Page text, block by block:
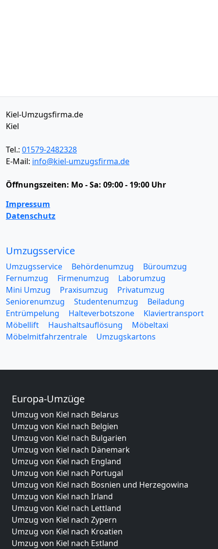
Kiel-Umzugsfirma.de
Kiel
Tel.: 01579-2482328
E-Mail: info@kiel-umzugsfirma.de
Öffnungszeiten: Mo - Sa: 09:00 - 19:00 Uhr
Impressum
Datenschutz
Umzugsservice
Umzugsservice Behördenumzug
Büroumzug
Fernumzug
Firmenumzug
Laborumzug
Mini Umzug
Praxisumzug
Privatumzug
Seniorenumzug
Studentenumzug
Beiladung
Entrümpelung
Halteverbotszone
Klaviertransport
Möbellift
Haushaltsauflösung
Möbeltaxi
Möbelmitfahrzentrale
Umzugskartons
Europa-Umzüge
Umzug von Kiel nach Belarus
Umzug von Kiel nach Belgien
Umzug von Kiel nach Bulgarien
Umzug von Kiel nach Dänemark
Umzug von Kiel nach England
Umzug von Kiel nach Portugal
Umzug von Kiel nach Bosnien und Herzegowina
Umzug von Kiel nach Irland
Umzug von Kiel nach Lettland
Umzug von Kiel nach Zypern
Umzug von Kiel nach Kroatien
Umzug von Kiel nach Estland